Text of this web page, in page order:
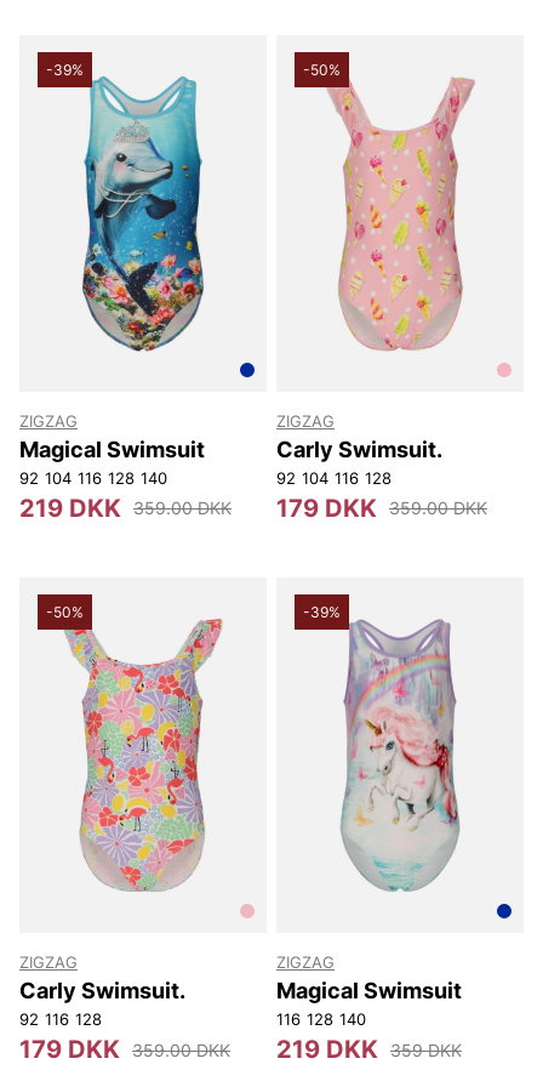
-39%
ZIGZAG
Magical Swimsuit
92 104 116 128 140
219 DKK 359.00 DKK
-50%
ZIGZAG
Carly Swimsuit.
92 104 116 128
179 DKK 359.00 DKK
-50%
ZIGZAG
Carly Swimsuit.
92 116 128
179 DKK 359.00 DKK
-39%
ZIGZAG
Magical Swimsuit
116 128 140
219 DKK 359 DKK